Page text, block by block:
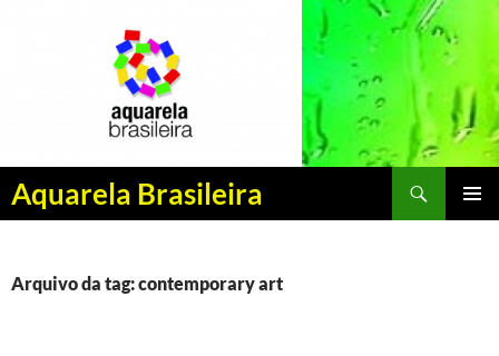
Aquarela Brasileira
Pesquisar
PULAR
CONTEÚDO
Arquivo da tag: contemporary art